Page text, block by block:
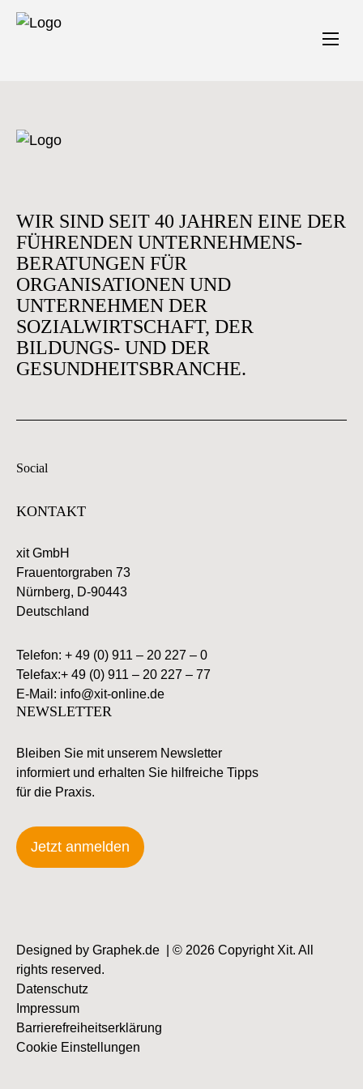
WIR SIND SEIT 40 JAHREN EINE DER
FÜHRENDEN UNTERNEHMENS-
BERATUNGEN FÜR
ORGANISATIONEN UND
UNTERNEHMEN DER
SOZIALWIRTSCHAFT, DER
BILDUNGS- UND DER
GESUNDHEITSBRANCHE.
Social
KONTAKT
xit GmbH
Frauentorgraben 73
Nürnberg, D-90443
Deutschland
Telefon: + 49 (0) 911 – 20 227 – 0
Telefax:+ 49 (0) 911 – 20 227 – 77
E-Mail: info@xit-online.de
NEWSLETTER
Bleiben Sie mit unserem Newsletter
informiert und erhalten Sie hilfreiche Tipps
für die Praxis.​​
Jetzt anmelden
Designed by Graphek.de | © 2026 Copyright Xit. All
rights reserved.
Datenschutz
Impressum
Barrierefreiheitserklärung
Cookie Einstellungen